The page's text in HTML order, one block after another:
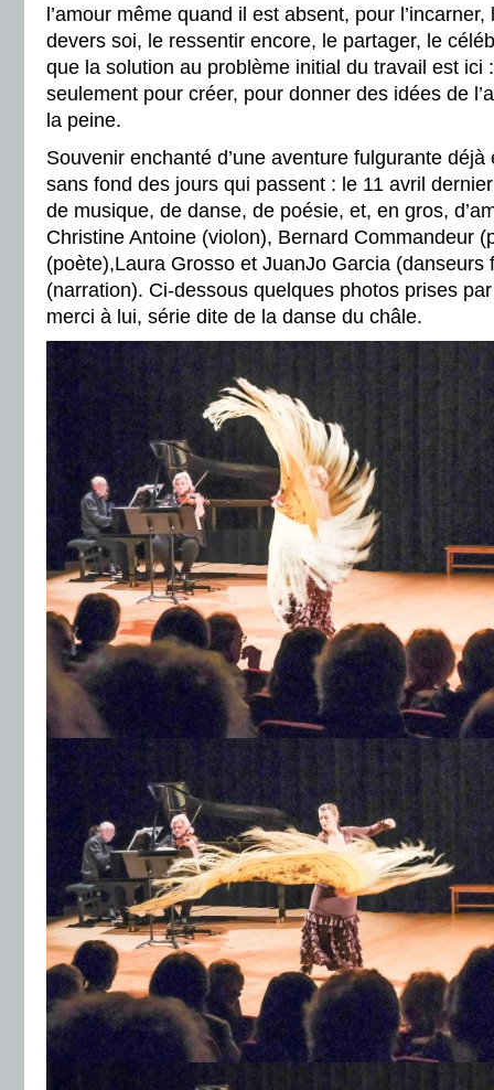
l’amour même quand il est absent, pour
devers soi, le ressentir encore, le partager, le
que la solution au problème initial du travail est ici
seulement pour créer, pour donner des idées de
la peine.
Souvenir enchanté d’une aventure fulgurante
sans fond des jours qui passent : le 11 avril
de musique, de danse, de poésie, et, en gros,
Christine Antoine (violon), Bernard Commandeur
(poète),Laura Grosso et JuanJo Garcia (danseurs
(narration). Ci-dessous quelques photos prises
merci à lui, série dite de la danse du châle.